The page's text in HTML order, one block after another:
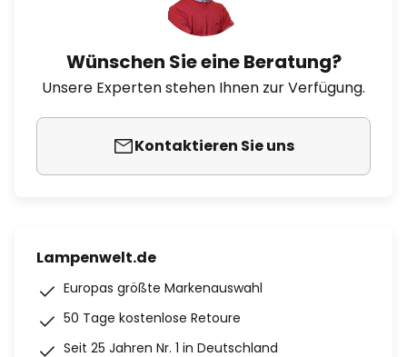
Wünschen Sie eine Beratung?
Unsere Experten stehen Ihnen zur Verfügung.
Kontaktieren Sie uns
Lampenwelt.de
Europas größte Markenauswahl
50 Tage kostenlose Retoure
Seit 25 Jahren Nr. 1 in Deutschland